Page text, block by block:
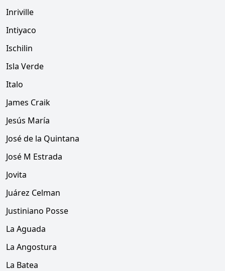
Inriville
Intiyaco
Ischilin
Isla Verde
Italo
James Craik
Jesús María
José de la Quintana
José M Estrada
Jovita
Juárez Celman
Justiniano Posse
La Aguada
La Angostura
La Batea